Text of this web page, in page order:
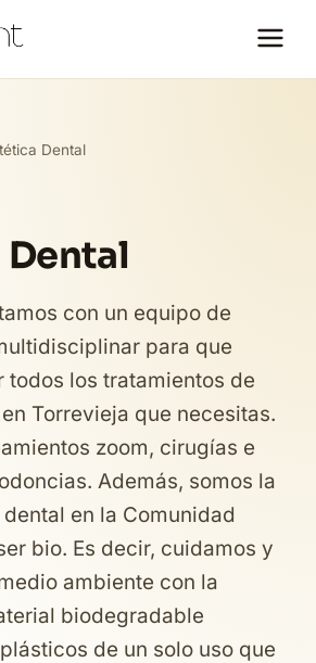
Dental
con un equipo de
para que
todos los tratamientos de
Torrevieja que necesitas.
zoom, cirugías e
Además, somos la
en la Comunidad
bio. Es decir, cuidamos y
ambiente con la
biodegradable
de un solo uso que